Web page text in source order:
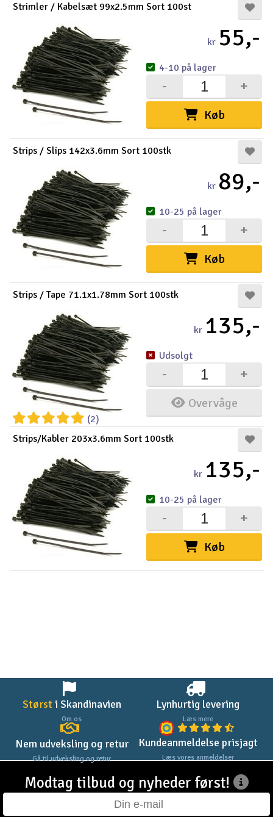
Strimler / Kabelsæt 99x2.5mm Sort 100st
kr 55,-
Køb
+
-
4-10 på lager
Strips / Slips 142x3.6mm Sort 100stk
kr 89,-
Køb
+
-
10-25 på lager
Strips / Tape 71.1x1.78mm Sort 100stk
(2)
kr 135,-
Overvåge
+
-
Udsolgt
Strips/Kabler 203x3.6mm Sort 100stk
kr 135,-
Køb
+
-
10-25 på lager
Størsti Skandinavien
Om os
Lynhurtig levering
Læs mere
Nem udveksling og retur
Gå til udveksling og retur
Kundeanmeldelse prisjagt
Læs vores anmeldelser
Modtag tilbud og nyheder først!